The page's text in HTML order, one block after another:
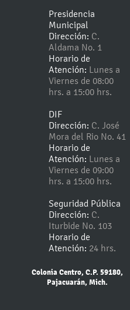
Presidencia
Municipal
Dirección: C.
Aldama No. 1
Horario de
Atención: Lunes a
Viernes de 08:00
hrs. a 15:00 hrs.
DIF
Dirección: C. José
Mora del Rio No. 41
Horario de
Atención: Lunes a
Viernes de 09:00
hrs. a 15:00 hrs.
Seguridad Pública
Dirección: C.
Iturbide No. 103
Horario de
Atención: 24 hrs.
Colonia Centro, C.P. 59180,
Pajacuarán, Mich.